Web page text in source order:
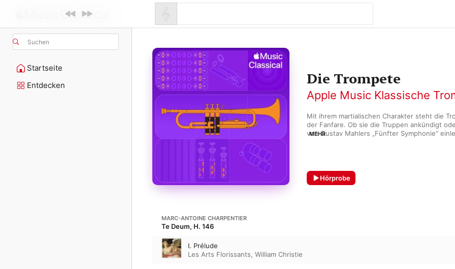
Suchen
Startseite
Entdecken
Die Trompete
Apple Music Klassische
Mit ihrem martialischen Charakter steht die
der Fanfare. Ob sie die Truppen ankündigt
von Gustav Mahlers „Fünfter Symphonie“
Berlioz nutzten ihre klangvollen Töne
entwickelten Jazzmusiker:innen neue
MEHR
Hörprobe
MARC-ANTOINE CHARPENTIER
Te Deum, H. 146
I. Prélude
Les Arts Florissants, William Christie